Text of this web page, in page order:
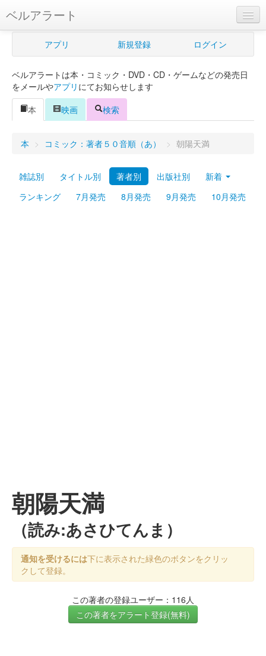
ベルアラート
ベルアラートとは
新規登録
ログイン
Myシェルフ
プレミアム
アプリ 新規登録 ログイン
ベルアラートは本・コミック・DVD・CD・ゲームなどの発売日
をメールやアプリ にてお知らせします
本
映画 検索
本 > コミック：著者５０音順（あ） > 朝陽天満
雑誌別 タイトル別 著者別 出版社別
新着
ランキング
7月発売 8月発売 9月発売 10月発売
朝陽天満
（読み:あさひてんま）
通知を受けるには下に表示された緑色のボタンをクリッ
クして登録。
この著者の登録ユーザー：116人
この著者をアラート登録(無料)